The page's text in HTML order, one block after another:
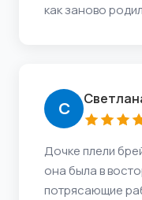
как заново
С
Дочке плели
она была в
потрясающие